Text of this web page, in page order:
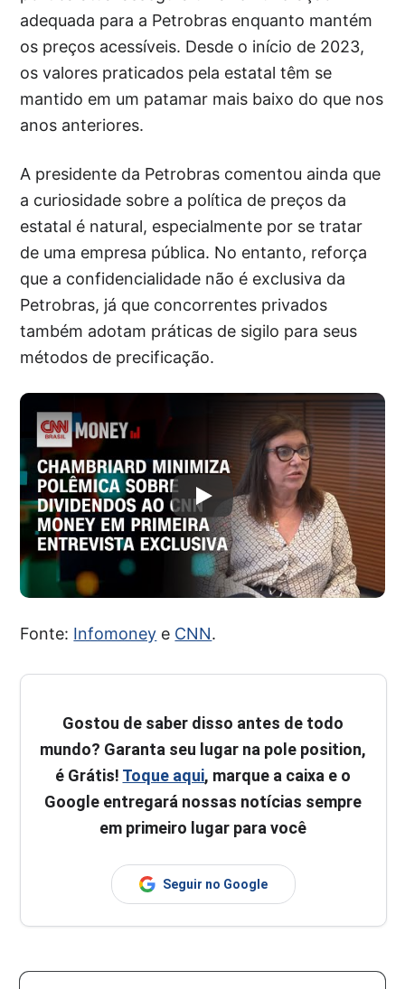
adequada para a Petrobras enquanto mantém
os preços acessíveis. Desde o início de 2023,
os valores praticados pela estatal têm se
mantido em um patamar mais baixo do que nos
anos anteriores.
A presidente da Petrobras comentou ainda que
a curiosidade sobre a política de preços da
estatal é natural, especialmente por se tratar
de uma empresa pública. No entanto, reforça
que a confidencialidade não é exclusiva da
Petrobras, já que concorrentes privados
também adotam práticas de sigilo para seus
métodos de precificação.
Fonte: Infomoney e CNN.
Gostou de saber disso antes de todo
mundo? Garanta seu lugar na pole position,
é Grátis! Toque aqui, marque a caixa e o
Google entregará nossas notícias sempre
em primeiro lugar para você
Seguir no Google